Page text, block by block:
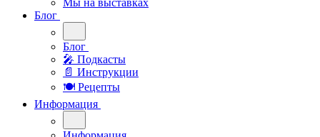
Мы на выставках
Блог
Блог
🎤︎︎ Подкасты
📄 Инструкции
🍽 Рецепты
Информация